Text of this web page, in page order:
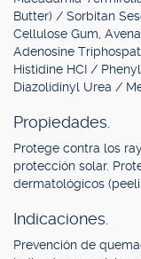
Butter) / Sorbitan
Cellulose Gum,
Adenosine
Histidine HCI /
Diazolidinyl Urea /
Propiedades.
Protege contra los
protección solar.
dermatológicos
Indicaciones.
Prevención de